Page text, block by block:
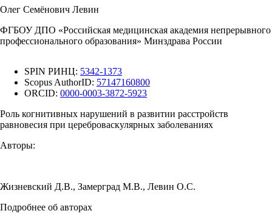
Олег Семёнович Левин
ФГБОУ ДПО «Российская медицинская академия непрерывного
профессионального образования» Минздрава России
SPIN РИНЦ: 5342-1373
Scopus AuthorID: 57147160800
ORCID: 0000-0003-3872-5923
Роль когнитивных нарушений в развитии расстройств
равновесия при цереброваскулярных заболеваниях
Авторы:
Жизневский Д.В., Замерград М.В., Левин О.С.
Подробнее об авторах